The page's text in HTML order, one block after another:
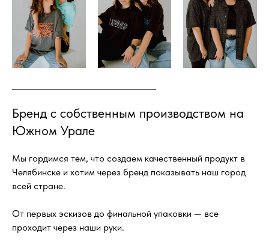
Бренд с собственным производством на
Южном Урале
Мы гордимся тем, что создаем качественный продукт в
Челябинске и хотим через бренд показывать наш город
всей стране.
От первых эскизов до финальной упаковки — все
проходит через наши руки.